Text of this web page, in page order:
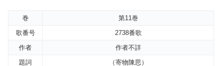
巻
第11巻
歌番号
2738番歌
作者
作者不詳
題詞
（寄物陳思）